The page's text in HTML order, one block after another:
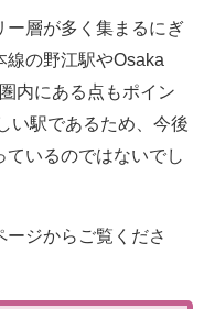
層が多く集まるにぎ
線の野江駅やOsaka
内にある点もポイン
い駅であるため、今後
いるのではないでし
ジからご覧くださ